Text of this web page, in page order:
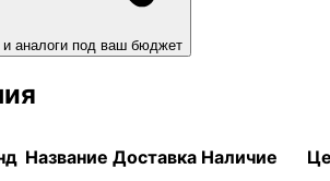
аналоги под ваш бюджет
Название Доставка Наличие